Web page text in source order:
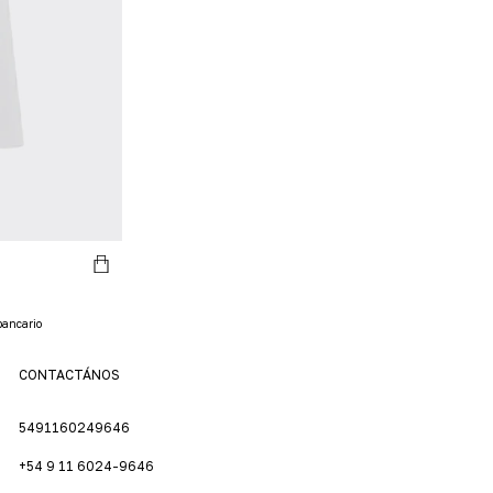
CONTACTÁNOS
5491160249646
+54 9 11 6024-9646